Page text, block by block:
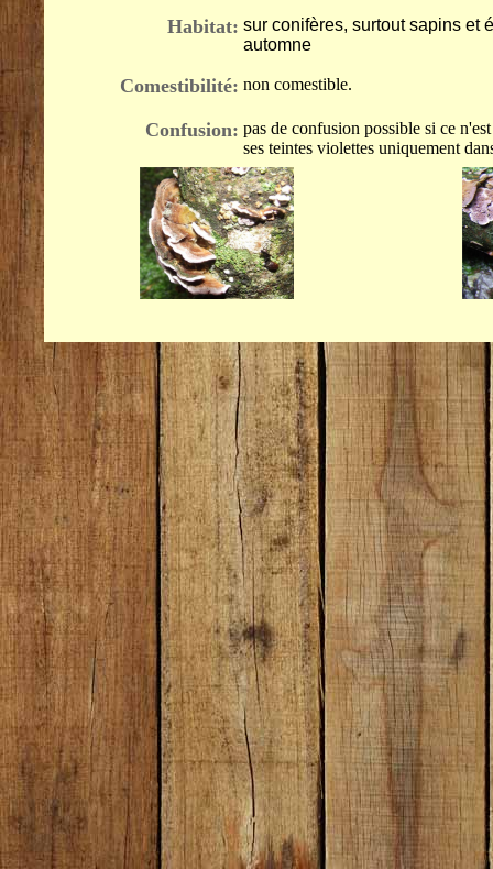
Habitat: sur conifères, surtout sapins et
automne
Comestibilité: non comestible.
Confusion: pas de confusion possible si ce
ses teintes violettes uniquement